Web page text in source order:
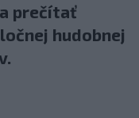
prečítať
hudobnej